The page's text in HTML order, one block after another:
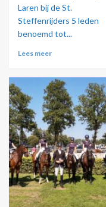
Laren bij de St.
Steffenrijders 5 leden
benoemd tot...
Lees meer